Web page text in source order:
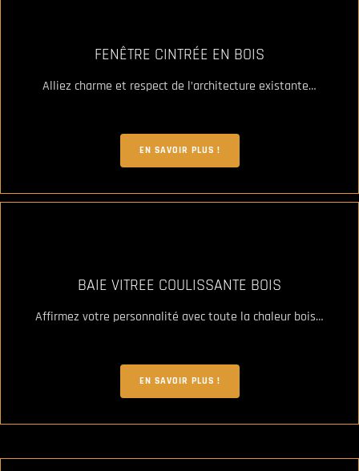
FENÊTRE CINTRÉE EN BOIS
Alliez charme et respect de l’architecture existante…
EN SAVOIR PLUS !
BAIE VITREE COULISSANTE BOIS
Affirmez votre personnalité avec toute la chaleur bois…
EN SAVOIR PLUS !